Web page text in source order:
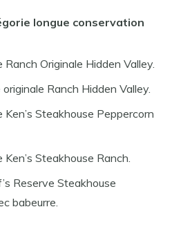
longue conservation
Originale Hidden Valley.
Ranch Hidden Valley.
Steakhouse Peppercorn
Steakhouse Ranch.
Reserve Steakhouse
babeurre.